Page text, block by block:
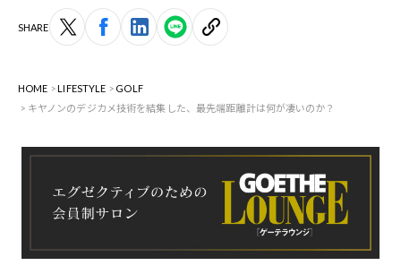
SHARE
HOME LIFESTYLE
GOLF
キヤノンのデジカメ技術を結集した、最先端距離計は何が凄いのか？